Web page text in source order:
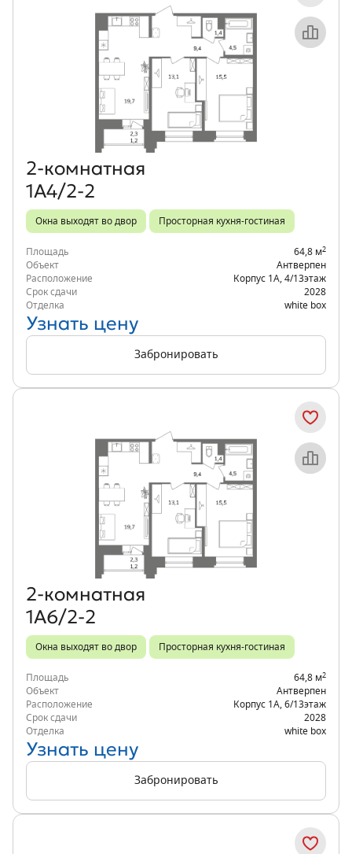
Объект месяца
2‑комнатная
1А4/2-2
Окна выходят во двор Просторная кухня-гостиная
Площадь 64,8 м2
Объект
Антверпен
Расположение
Корпус 1А 4/13этаж
Срок сдачи
2028
Отделка
white box
Узнать цену
Забронировать
Объект месяца
2‑комнатная
1А6/2-2
Окна выходят во двор Просторная кухня-гостиная
Площадь 64,8 м2
Объект
Антверпен
Расположение
Корпус 1А 6/13этаж
Срок сдачи
2028
Отделка
white box
Узнать цену
Забронировать